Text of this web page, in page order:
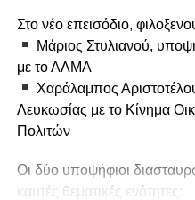
Στο νέο επεισόδιο,
Μάριος Στυλιανού,
με το ΑΛΜΑ
Χαράλαμπος
Λευκωσίας με το Κίνημα
Πολιτών
Οι δύο υποψήφιοι
καυτές θεματικές ενότητες: